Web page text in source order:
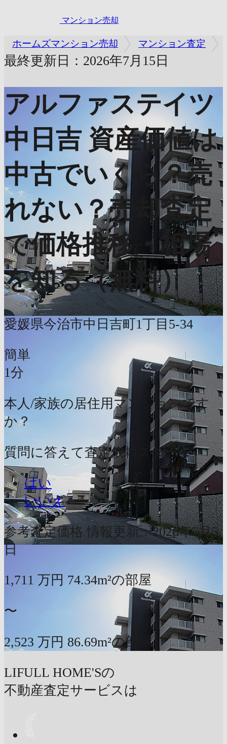
マンション売却
ホームズマンション売却 マンション査定
最終更新日：2026年7月15日
アルファステイツ
中日吉 資産価値は
中古でいくら？売
れない？売却査定
で価格推移・相場
を知る（無料）
愛媛県今治市中日吉町1丁目5-34
簡単
1分
本人/家族の居住用マンションです
か？
質問に答えて査定依頼スタート
はい
いいえ
参考査定価格 情報更新：2026年7月5
日
1,711 万円 74.34m²の部屋
〜
2,523 万円 86.69m²の部屋
LIFULL HOME'Sの
不動産査定サービスは